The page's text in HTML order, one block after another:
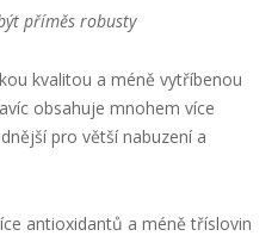
příměs robusty
kvalitou a méně vytříbenou
obsahuje mnohem více
pro větší nabuzení a
antioxidantů a méně tříslovin